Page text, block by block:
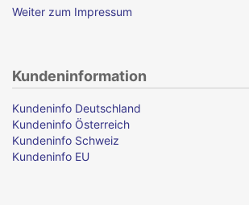
Weiter zum Impressum
Kundeninformation
Kundeninfo Deutschland
Kundeninfo Österreich
Kundeninfo Schweiz
Kundeninfo EU